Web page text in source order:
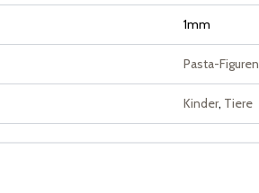
1mm
Pasta-Figuren
Kinder, Tiere